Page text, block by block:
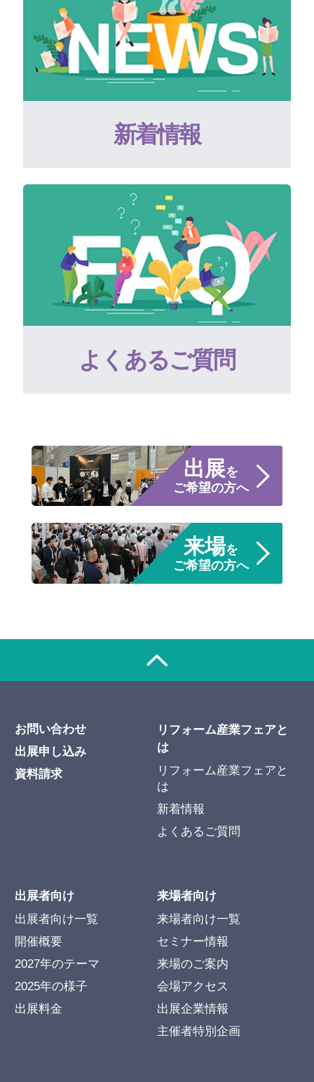
新着情報
よくあるご質問
出展を
ご希望の方へ
来場を
ご希望の方へ
お問い合わせ
出展申し込み
資料請求
リフォーム産業フェアと
は
リフォーム産業フェアと
は
新着情報
よくあるご質問
出展者向け
出展者向け一覧
開催概要
2027年のテーマ
2025年の様子
出展料金
来場者向け
来場者向け一覧
セミナー情報
来場のご案内
会場アクセス
出展企業情報
主催者特別企画